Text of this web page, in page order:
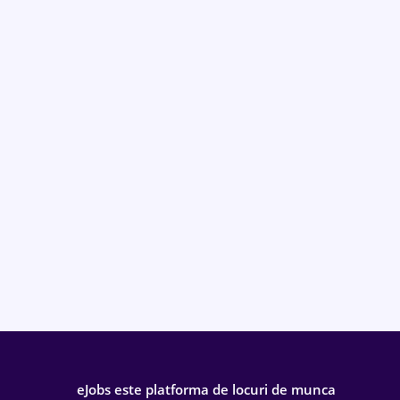
eJobs este platforma de locuri de munca